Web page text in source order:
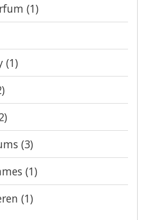
(1)
(1)
(3)
(1)
(1)